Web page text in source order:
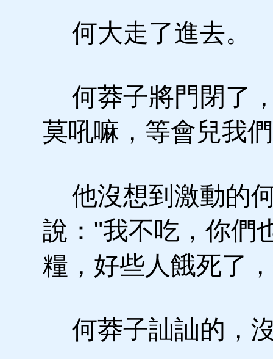
何大走了進去。
何莽子將門閉了
莫吼嘛，等會兒我
他沒想到激動的
說："我不吃，你們
糧，好些人餓死了
何莽子訕訕的，